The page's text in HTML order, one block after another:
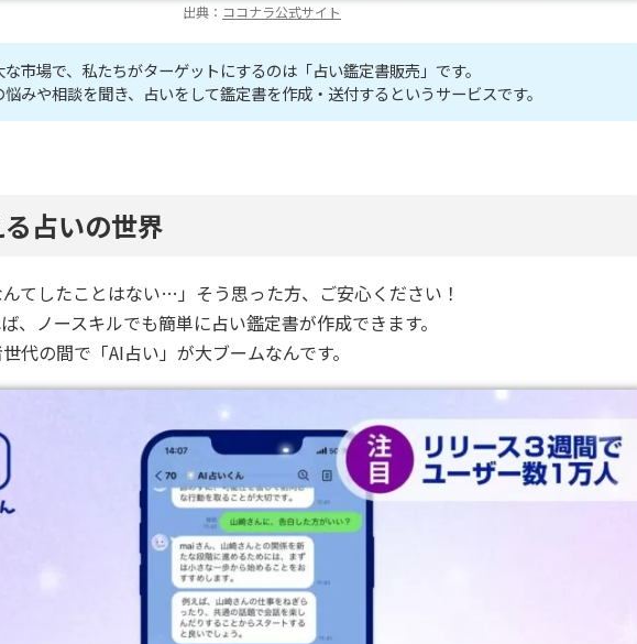
出典： ココナラ公式サイト
な市場で、私たちがターゲットにするのは「占い鑑定書販売」です。
悩みや相談を聞き、占いをして鑑定書を作成・送付するというサービスです。
占いの世界
んてしたことはない…」そう思った方、ご安心ください！
、ノースキルでも簡単に占い鑑定書が作成できます。
代の間で「AI占い」が大ブームなんです。